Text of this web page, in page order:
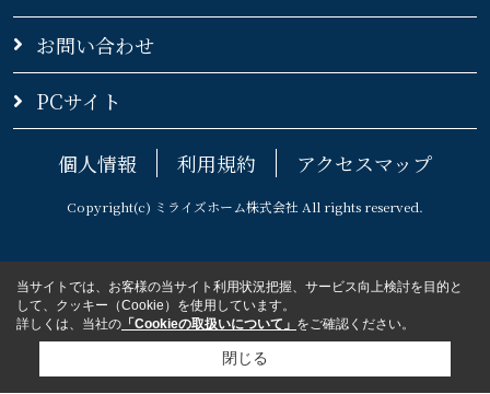
お問い合わせ
PCサイト
個人情報 利用規約 アクセスマップ
Copyright(c) ミライズホーム株式会社 All rights reserved.
当サイトでは、お客様の当サイト利用状況把握、サービス向上検討を目的と
して、クッキー（Cookie）を使用しています。
詳しくは、当社の 「Cookieの取扱いについて」 をご確認ください。
閉じる